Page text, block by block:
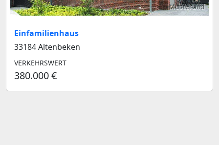
Musterbild
Einfamilienhaus
33184 Altenbeken
VERKEHRSWERT
380.000 €